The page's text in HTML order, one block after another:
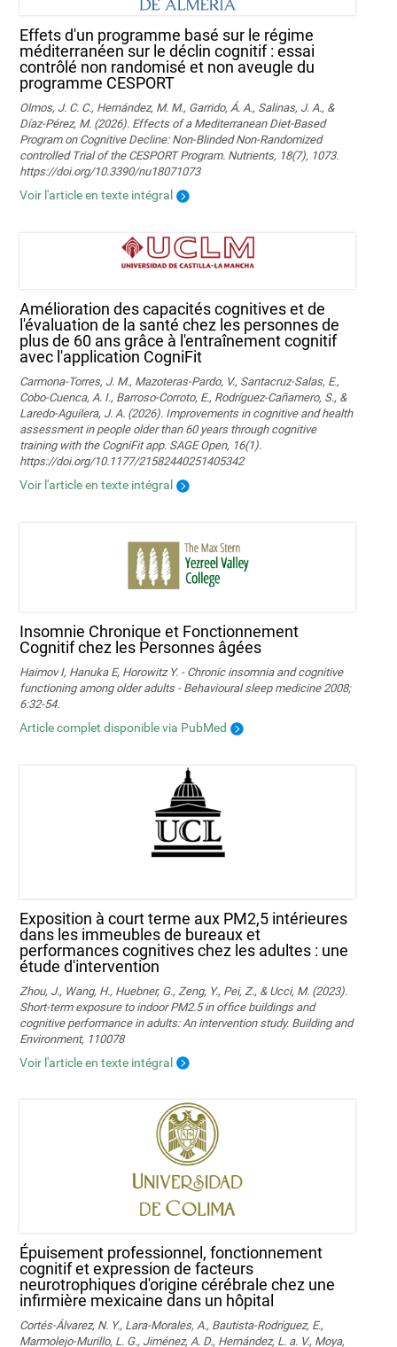
Effets d'un programme basé sur le régime
méditerranéen sur le déclin cognitif : essai
contrôlé non randomisé et non aveugle du
programme CESPORT
Olmos, J. C. C., Hernández, M. M., Garrido, Á. A., Salinas, J. A., &
Díaz-Pérez, M. (2026). Effects of a Mediterranean Diet-Based
Program on Cognitive Decline: Non-Blinded Non-Randomized
controlled Trial of the CESPORT Program. Nutrients, 18(7), 1073.
https://doi.org/10.3390/nu18071073
Voir l'article en texte intégral
Amélioration des capacités cognitives et de
l'évaluation de la santé chez les personnes de
plus de 60 ans grâce à l'entraînement cognitif
avec l'application CogniFit
Carmona-Torres, J. M., Mazoteras-Pardo, V., Santacruz-Salas, E.,
Cobo-Cuenca, A. I., Barroso-Corroto, E., Rodríguez-Cañamero, S., &
Laredo-Aguilera, J. A. (2026). Improvements in cognitive and health
assessment in people older than 60 years through cognitive
training with the CogniFit app. SAGE Open, 16(1).
https://doi.org/10.1177/21582440251405342
Voir l'article en texte intégral
Insomnie Chronique et Fonctionnement
Cognitif chez les Personnes âgées
Haimov I, Hanuka E, Horowitz Y. - Chronic insomnia and cognitive
functioning among older adults - Behavioural sleep medicine 2008;
6:32-54.
Article complet disponible via PubMed
Exposition à court terme aux PM2,5 intérieures
dans les immeubles de bureaux et
performances cognitives chez les adultes : une
étude d'intervention
Zhou, J., Wang, H., Huebner, G., Zeng, Y., Pei, Z., & Ucci, M. (2023).
Short-term exposure to indoor PM2.5 in office buildings and
cognitive performance in adults: An intervention study. Building and
Environment, 110078
Voir l'article en texte intégral
Épuisement professionnel, fonctionnement
cognitif et expression de facteurs
neurotrophiques d'origine cérébrale chez une
infirmière mexicaine dans un hôpital
Cortés-Álvarez, N. Y., Lara-Morales, A., Bautista-Rodríguez, E.,
Marmolejo-Murillo, L. G., Jiménez, A. D., Hernández, L. a. V., Moya,